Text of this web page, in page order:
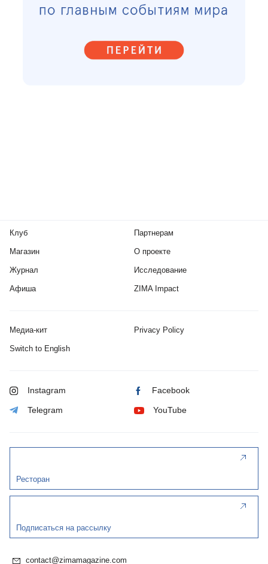
Клуб
Магазин
Журнал
Афиша
Партнерам
О проекте
Исследование
ZIMA Impact
Медиа-кит Privacy Policy
Switch to English
Instagram Facebook
Telegram YouTube
Ресторан
Подписаться на рассылку
contact@zimamagazine.com